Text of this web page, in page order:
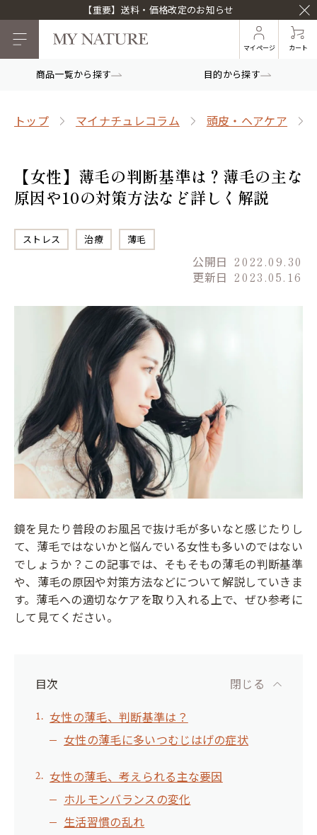
【重要】送料・価格改定のお知らせ
マイページ カート
商品一覧から探す 目的から探す
トップ マイナチュレコラム 頭皮・ヘアケア
【女性】薄毛の判断基準は？薄毛の主な
原因や10の対策方法など詳しく解説
ストレス 治療 薄毛
公開日 2022.09.30
更新日 2023.05.16
鏡を見たり普段のお風呂で抜け毛が多いなと感じたりし
て、薄毛ではないかと悩んでいる女性も多いのではない
でしょうか？この記事では、そもそもの薄毛の判断基準
や、薄毛の原因や対策方法などについて解説していきま
す。薄毛への適切なケアを取り入れる上で、ぜひ参考に
して見てください。
目次
女性の薄毛、判断基準は？
女性の薄毛に多いつむじはげの症状
女性の薄毛、考えられる主な要因
ホルモンバランスの変化
生活習慣の乱れ
閉じる